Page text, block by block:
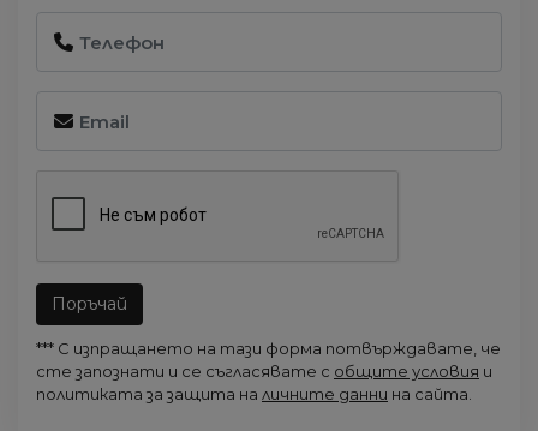
Поръчай
*** С изпращането на тази форма потвърждавате, че
сте запознати и се съгласявате с общите условия и
политиката за защита на личните данни на сайта.